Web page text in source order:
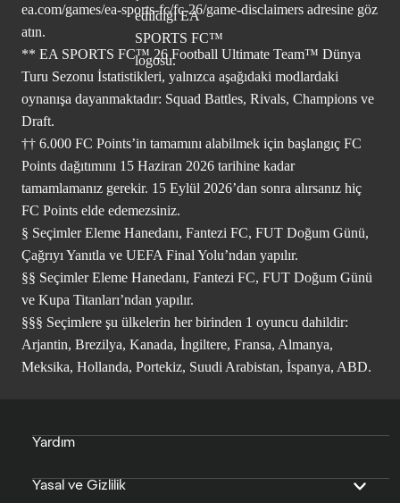
ea.com/games/ea-sports-fc/fc-26/game-disclaimers adresine göz
atın.
** EA SPORTS FC™ 26 Football Ultimate Team™ Dünya
Turu Sezonu İstatistikleri, yalnızca aşağıdaki modlardaki
oynanışa dayanmaktadır: Squad Battles, Rivals, Champions ve
Draft.
†† 6.000 FC Points’in tamamını alabilmek için başlangıç FC
Points dağıtımını 15 Haziran 2026 tarihine kadar
tamamlamanız gerekir. 15 Eylül 2026’dan sonra alırsanız hiç
FC Points elde edemezsiniz.
§ Seçimler Eleme Hanedanı, Fantezi FC, FUT Doğum Günü,
Çağrıyı Yanıtla ve UEFA Final Yolu’ndan yapılır.
§§ Seçimler Eleme Hanedanı, Fantezi FC, FUT Doğum Günü
ve Kupa Titanları’ndan yapılır.
§§§ Seçimlere şu ülkelerin her birinden 1 oyuncu dahildir:
Arjantin, Brezilya, Kanada, İngiltere, Fransa, Almanya,
Meksika, Hollanda, Portekiz, Suudi Arabistan, İspanya, ABD.
Yardım
Yasal ve Gizlilik